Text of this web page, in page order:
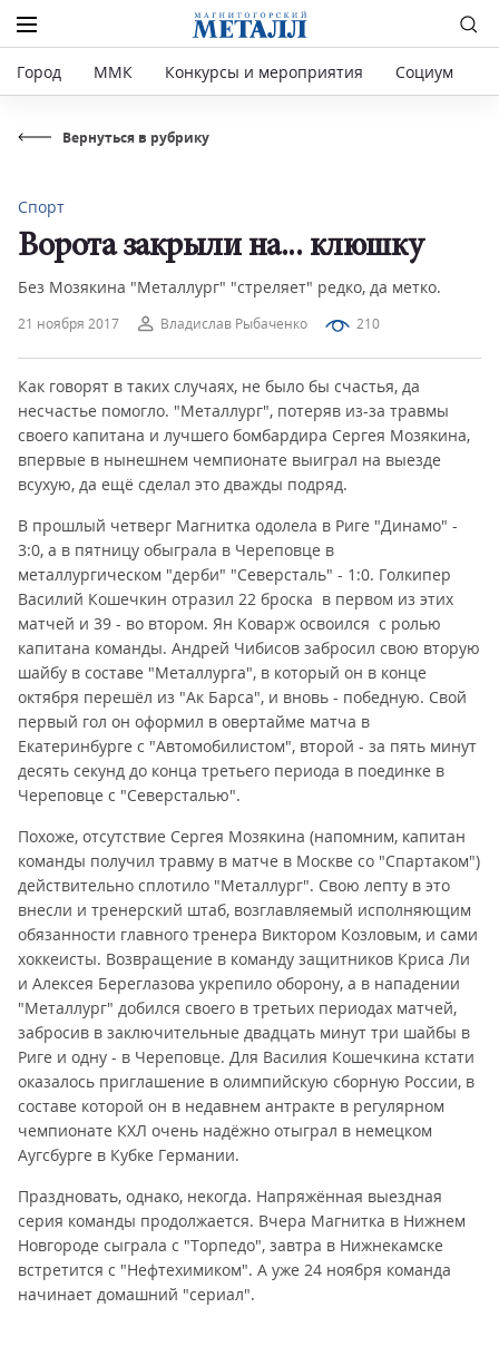
Город ММК Конкурсы и мероприятия Социум
Вернуться в рубрику
21 ноября 2017 Владислав Рыбаченко 210
Спорт
Ворота закрыли на... клюшку
Без Мозякина "Металлург" "стреляет" редко, да метко.
Как говорят в таких случаях, не было бы счастья, да
несчастье помогло. "Металлург", потеряв из-за травмы
своего капитана и лучшего бомбардира Сергея Мозякина,
впервые в нынешнем чемпионате выиграл на выезде
всухую, да ещё сделал это дважды подряд.
В прошлый четверг Магнитка одолела в Риге "Динамо" -
3:0, а в пятницу обыграла в Череповце в
металлургическом "дерби" "Северсталь" - 1:0. Голкипер
Василий Кошечкин отразил 22 броска в первом из этих
матчей и 39 - во втором. Ян Коварж освоился с ролью
капитана команды. Андрей Чибисов забросил свою вторую
шайбу в составе "Металлурга", в который он в конце
октября перешёл из "Ак Барса", и вновь - победную. Свой
первый гол он оформил в овертайме матча в
Екатеринбурге с "Автомобилистом", второй - за пять минут
десять секунд до конца третьего периода в поединке в
Череповце с "Северсталью".
Похоже, отсутствие Сергея Мозякина (напомним, капитан
команды получил травму в матче в Москве со "Спартаком")
действительно сплотило "Металлург". Свою лепту в это
внесли и тренерский штаб, возглавляемый исполняющим
обязанности главного тренера Виктором Козловым, и сами
хоккеисты. Возвращение в команду защитников Криса Ли
и Алексея Береглазова укрепило оборону, а в нападении
"Металлург" добился своего в третьих периодах матчей,
забросив в заключительные двадцать минут три шайбы в
Риге и одну - в Череповце. Для Василия Кошечкина кстати
оказалось приглашение в олимпийскую сборную России, в
составе которой он в недавнем антракте в регулярном
чемпионате КХЛ очень надёжно отыграл в немецком
Аугсбурге в Кубке Германии.
Праздновать, однако, некогда. Напряжённая выездная
серия команды продолжается. Вчера Магнитка в Нижнем
Новгороде сыграла с "Торпедо", завтра в Нижнекамске
встретится с "Нефтехимиком". А уже 24 ноября команда
начинает домашний "сериал".